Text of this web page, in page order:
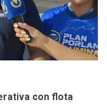
con flota